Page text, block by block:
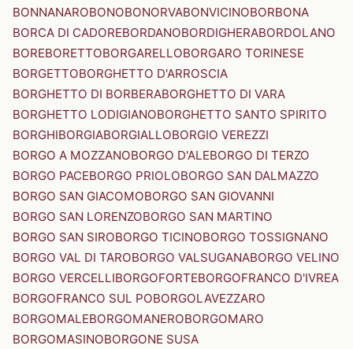
BONNANAROBONOBONORVABONVICINOBORBONA
BORCA DI CADOREBORDANOBORDIGHERABORDOLANO
BOREBORETTOBORGARELLOBORGARO TORINESE
BORGETTOBORGHETTO D'ARROSCIA
BORGHETTO DI BORBERABORGHETTO DI VARA
BORGHETTO LODIGIANOBORGHETTO SANTO SPIRITO
BORGHIBORGIABORGIALLOBORGIO VEREZZI
BORGO A MOZZANOBORGO D'ALEBORGO DI TERZO
BORGO PACEBORGO PRIOLOBORGO SAN DALMAZZO
BORGO SAN GIACOMOBORGO SAN GIOVANNI
BORGO SAN LORENZOBORGO SAN MARTINO
BORGO SAN SIROBORGO TICINOBORGO TOSSIGNANO
BORGO VAL DI TAROBORGO VALSUGANABORGO VELINO
BORGO VERCELLIBORGOFORTEBORGOFRANCO D'IVREA
BORGOFRANCO SUL POBORGOLAVEZZARO
BORGOMALEBORGOMANEROBORGOMARO
BORGOMASINOBORGONE SUSA